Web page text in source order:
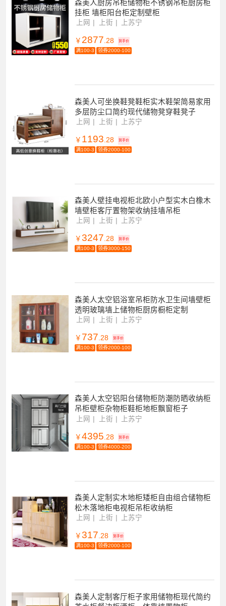
森美人厨房吊柜储物柜不锈钢吊柜厨房柜
挂柜 墙柜阳台柜定制壁柜
上网 上街 上苏宁
￥ 2877.28 到手价
满100-3 领券2000-100
森美人可坐换鞋凳鞋柜实木鞋架简易家用
多层防尘口简约现代储物凳穿鞋凳子
上网 上街 上苏宁
￥ 1193 .28 到手价
满100-3 领券2000-100
森美人壁挂电视柜北欧小户型实木白橡木
墙壁柜客厅置物架收纳挂墙吊柜
上网 上街 上苏宁
￥ 3247.28 到手价
满100-3 领券3000-150
森美人太空铝浴室吊柜防水卫生间墙壁柜
透明玻璃墙上储物柜厨房橱柜定制
上网 上街 上苏宁
￥ 737 .28 到手价
满100-3 领券2000-100
森美人太空铝阳台储物柜防潮防晒收纳柜
吊柜壁柜杂物柜鞋柜地柜飘窗柜子
上网 上街 上苏宁
￥ 4395 .28 到手价
满100-3 领券4000-200
森美人定制实木地柜矮柜自由组合储物柜
松木落地柜电视柜吊柜收纳柜
上网 上街 上苏宁
￥ 317.28 到手价
满100-3 领券2000-100
森美人定制客厅柜子家用储物柜现代简约